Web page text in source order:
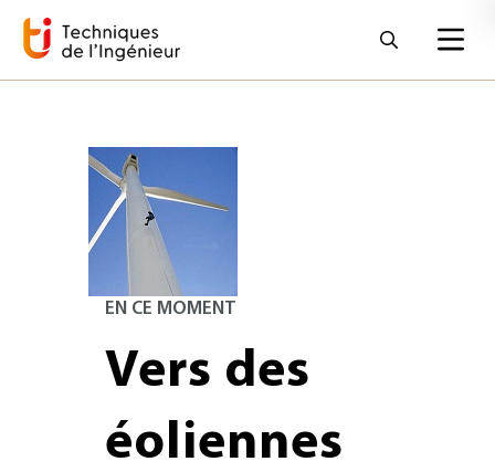
EN CE MOMENT
Vers des
éoliennes